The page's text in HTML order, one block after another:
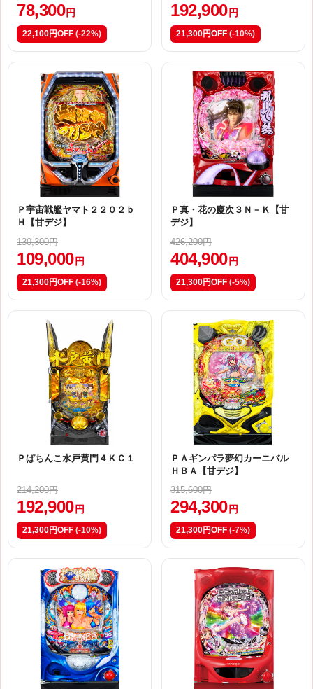
78,300 円
22,100円OFF (-22%)
192,900 円
21,300円OFF (-10%)
Ｐ宇宙戦艦ヤマト２２０２ｂ
Ｈ【甘デジ】
130,300円
109,000円
21,300円OFF (-16%)
Ｐ真・花の慶次３Ｎ－Ｋ【甘
デジ】
426,200円
404,900円
21,300円OFF (-5%)
Ｐぱちんこ水戸黄門４ＫＣ１
214,200円
192,900 円
21,300円OFF (-10%)
ＰＡギンパラ夢幻カーニバル
ＨＢＡ【甘デジ】
315,600円
294,300 円
21,300円OFF (-7%)